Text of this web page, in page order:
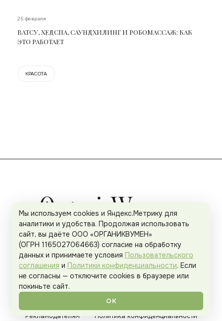
25 февраля
ВАТСУ, ХЕДСПА, САУНДХИЛИНГ И РОБОМАССАЖ: КАК
ЭТО РАБОТАЕТ
КРАСОТА
О проекте Спецпроекты Команда
Рекламодателям Политика конфиденциальности
Мы используем cookies и Яндекс.Метрику для
аналитики и удобства. Продолжая использовать
сайт, вы даёте ООО «ОРГАНИКВУМЕН»
(ОГРН 1165027064663) согласие на обработку
данных и принимаете условия Пользовательского
соглашения и Политики конфиденциальности. Если
не согласны — отключите cookies в браузере или
покиньте сайт.
ОК